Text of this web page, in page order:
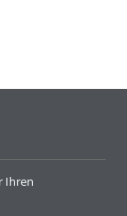
Ihren